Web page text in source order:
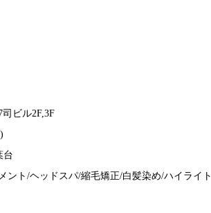
ビル2F,3F
台
ント/ヘッドスパ/縮毛矯正/白髪染め/ハイライト